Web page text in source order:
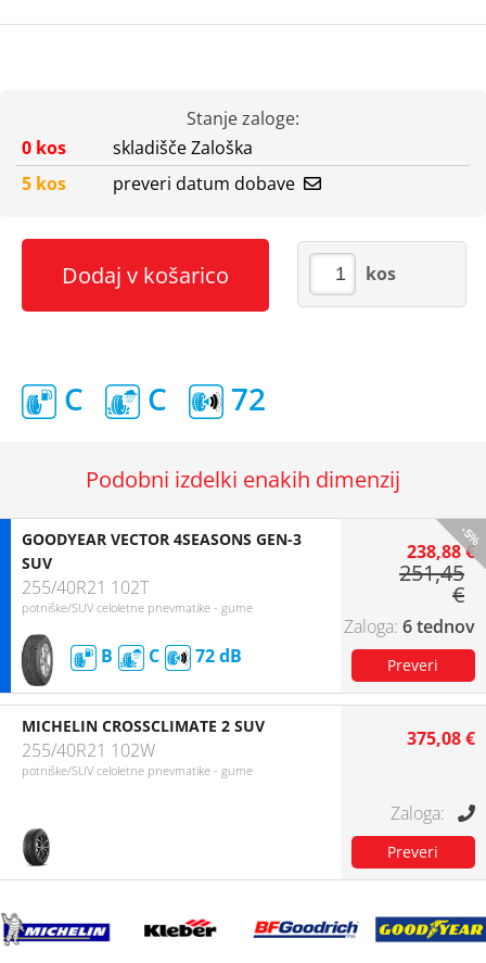
Stanje zaloge:
0 kos
skladišče Zaloška
5 kos
preveri datum dobave
Dodaj v košarico kos
C C 72
Podobni izdelki enakih dimenzij
-5%
GOODYEAR VECTOR 4SEASONS GEN-3
SUV
255/40R21 102T
potniške/SUV celoletne pnevmatike - gume
B C 72
238,88 €
251,45
€
6 tednov
MICHELIN CROSSCLIMATE 2 SUV
255/40R21 102W
potniške/SUV celoletne pnevmatike - gume
375,08 €